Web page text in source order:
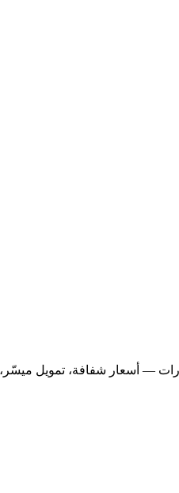
— أسعار شفافة، تمويل ميسّر،